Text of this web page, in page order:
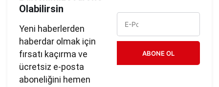
Olabilirsin
Yeni haberlerden
haberdar olmak için
fırsatı kaçırma ve
ücretsiz e-posta
aboneliğini hemen
ABONE OL